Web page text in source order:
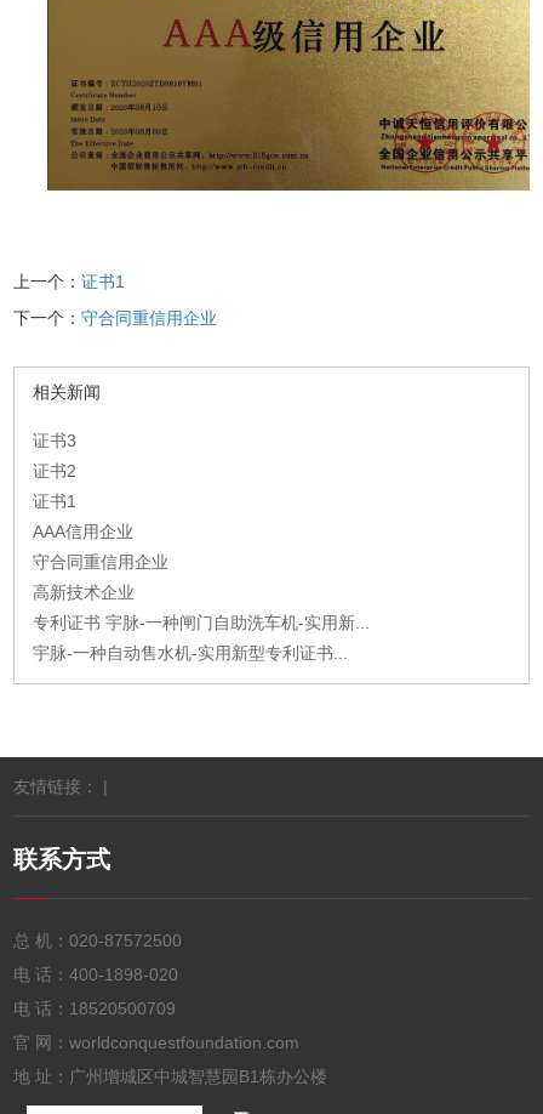
上一个：证书1
下一个：守合同重信用企业
相关新闻
证书3
证书2
证书1
AAA信用企业
守合同重信用企业
高新技术企业
专利证书 宇脉-一种闸门自助洗车机-实用新...
宇脉-一种自动售水机-实用新型专利证书...
友情链接： |
联系方式
总 机：020-87572500
电 话：400-1898-020
电 话： 18520500709
官 网：worldconquestfoundation.com
地 址：广州增城区中城智慧园B1栋办公楼